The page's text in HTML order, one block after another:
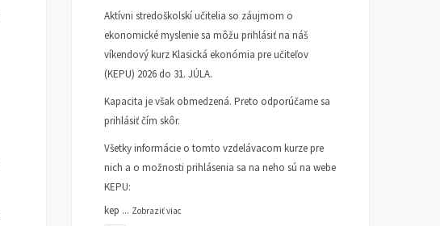
Aktívni stredoškolskí učitelia so záujmom o
ekonomické myslenie sa môžu prihlásiť na náš
víkendový kurz Klasická ekonómia pre učiteľov
(KEPU) 2026 do 31. JÚLA.
Kapacita je však obmedzená. Preto odporúčame sa
prihlásiť čím skôr.
Všetky informácie o tomto vzdelávacom kurze pre
nich a o možnosti prihlásenia sa na neho sú na webe
KEPU:
kep ... Zobraziť viac